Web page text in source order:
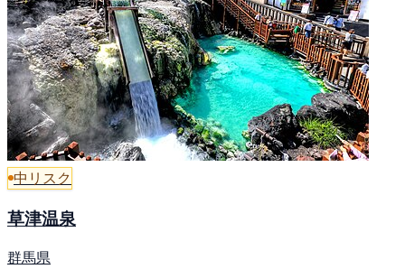
中リスク
草津温泉
群馬県